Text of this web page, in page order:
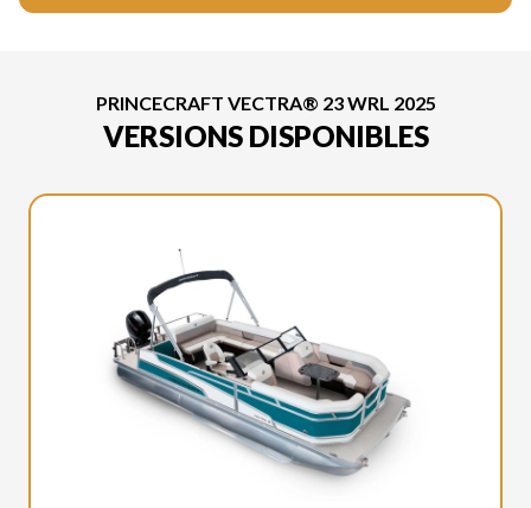
PRINCECRAFT VECTRA® 23 WRL 2025
VERSIONS DISPONIBLES